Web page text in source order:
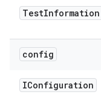
TestInformation
config
IConfiguration